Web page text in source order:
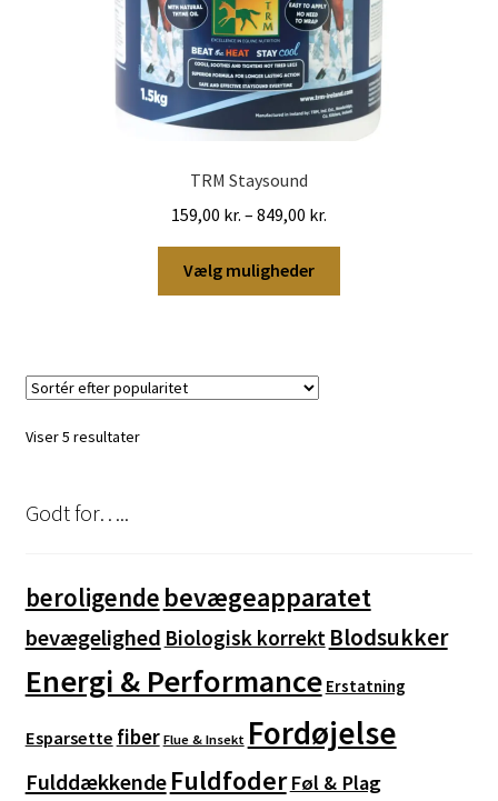
TRM Staysound
159,00 kr. – 849,00 kr.
849,00 kr.
Vælg muligheder
Viser 5 resultaterSorteret
Godt for…..
beroligende bevægeapparatet
bevægelighed Biologisk korrekt Blodsukker
Energi & Performance Erstatning
Esparsette fiber Flue & Insekt Fordøjelse
Fulddækkende Fuldfoder Føl & Plag